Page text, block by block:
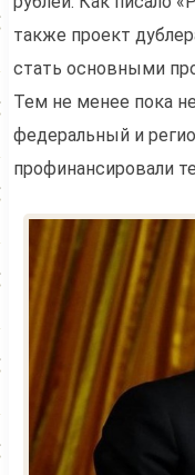
также проект
стать основными
Тем не менее пока
федеральный и
профинансировали